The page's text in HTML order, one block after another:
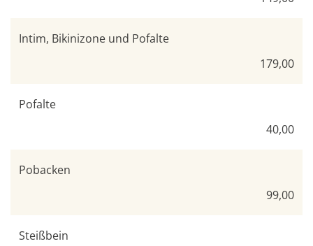
Intim, Bikinizone und Pofalte
179,00
Pofalte
40,00
Pobacken
99,00
Steißbein